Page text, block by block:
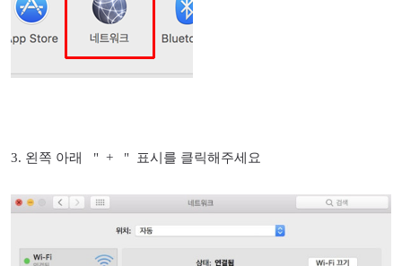
3. 왼쪽 아래 " + " 표시를 클릭해주세요